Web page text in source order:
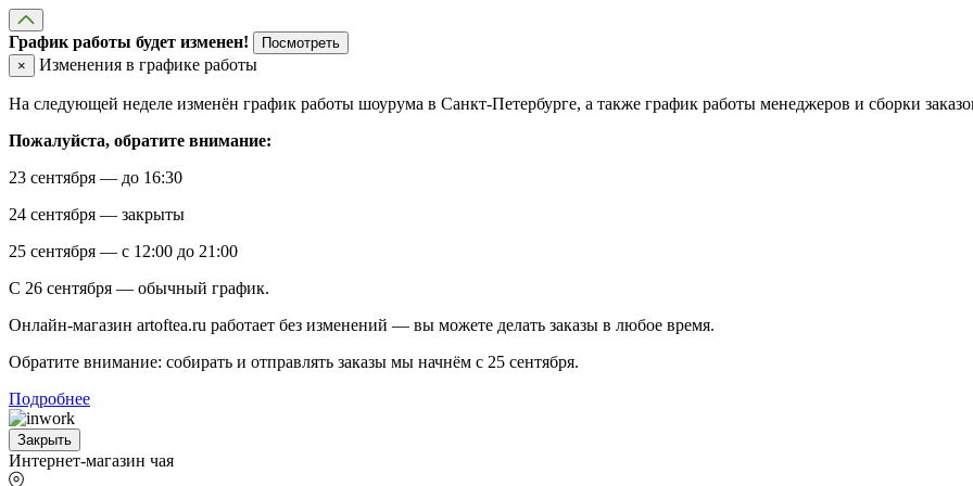
График работы будет изменен!
Посмотреть
×
Изменения в графике работы
На следующей неделе изменён график работы шоурума в Санкт-Петербурге, а также график работы менеджеров и сборки
Пожалуйста, обратите внимание:
23 сентября — до 16:30
24 сентября — закрыты
25 сентября — с 12:00 до 21:00
С 26 сентября — обычный график.
Онлайн-магазин artoftea.ru работает без изменений — вы можете делать заказы в любое время.
Обратите внимание: собирать и отправлять заказы мы начнём с 25 сентября.
Подробнее
Закрыть
Интернет-магазин чая